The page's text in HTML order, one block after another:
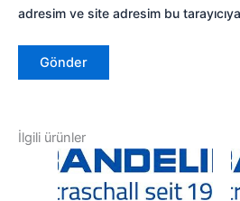
adresim ve site adresim bu
İlgili ürünler